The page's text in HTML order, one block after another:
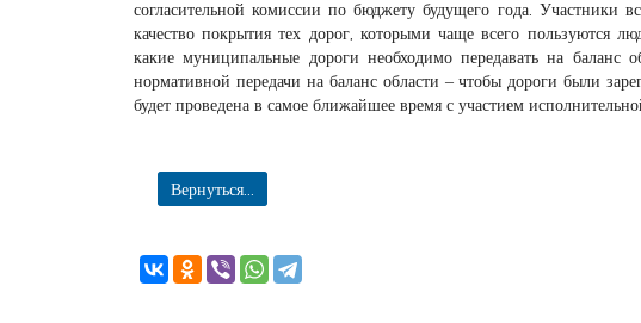
согласительной комиссии по бюджету будущего года. Участники
качество покрытия тех дорог, которыми чаще всего пользуются
какие муниципальные дороги необходимо передавать на баланс
нормативной передачи на баланс области – чтобы дороги были
будет проведена в самое ближайшее время с участием
Вернуться...